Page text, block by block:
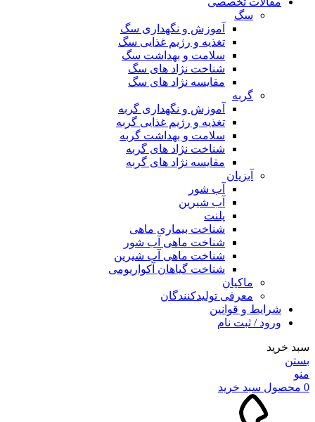
سگ
آموزش و نگهداری سگ
تغذیه و رژیم غذایی سگ
سلامت و بهداشت سگ
شناخت نژاد های سگ
مقایسه نژاد های سگ
گربه
آموزش و نگهداری گربه
تغذیه و رژیم غذایی گربه
سلامت و بهداشت گربه
شناخت نژاد های گربه
مقایسه نژاد های گربه
آبزیان
آب شور
آب شیرین
پلنت
شناخت بیماری ماهی
شناخت ماهی آب شور
شناخت ماهی آب شیرین
شناخت گیاهان آکواریومی
ماکیان
معرفی تولیدکنندگان
شرایط و قوانین
ورود / ثبت نام
سبد خرید
بستن
منو
0 محصول سبد خرید